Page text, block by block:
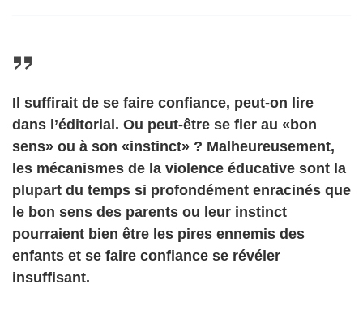
Il suffirait de se faire confiance, peut-on lire
dans l’éditorial. Ou peut-être se fier au «bon
sens» ou à son «instinct» ? Malheureusement,
les mécanismes de la violence éducative sont la
plupart du temps si profondément enracinés que
le bon sens des parents ou leur instinct
pourraient bien être les pires ennemis des
enfants et se faire confiance se révéler
insuffisant.